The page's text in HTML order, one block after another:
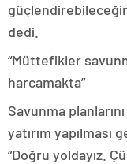
dedi.
“Müttefikler
harcamakta”
Savunma
yatırım
“Doğru yoldayız.